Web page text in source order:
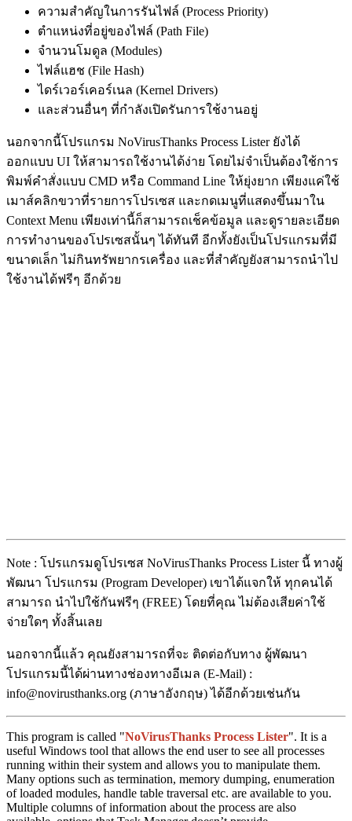
ความสำคัญในการรันไฟล์ (Process Priority)
ตำแหน่งที่อยู่ของไฟล์ (Path File)
จำนวนโมดูล (Modules)
ไฟล์แฮช (File Hash)
ไดร์เวอร์เคอร์เนล (Kernel Drivers)
และส่วนอื่นๆ ที่กำลังเปิดรันการใช้งานอยู่
นอกจากนี้โปรแกรม NoVirusThanks Process Lister ยังได้
ออกแบบ UI ให้สามารถใช้งานได้ง่าย โดยไม่จำเป็นต้องใช้การ
พิมพ์คำสั่งแบบ CMD หรือ Command Line ให้ยุ่งยาก เพียงแค่ใช้
เมาส์คลิกขวาที่รายการโปรเซส และกดเมนูที่แสดงขึ้นมาใน
Context Menu เพียงเท่านี้ก็สามารถเช็คข้อมูล และดูรายละเอียด
การทำงานของโปรเซสนั้นๆ ได้ทันที อีกทั้งยังเป็นโปรแกรมที่มี
ขนาดเล็ก ไม่กินทรัพยากรเครื่อง และที่สำคัญยังสามารถนำไป
ใช้งานได้ฟรีๆ อีกด้วย
Note : โปรแกรมดูโปรเซส NoVirusThanks Process Lister นี้ ทางผู้
พัฒนา โปรแกรม (Program Developer) เขาได้แจกให้ ทุกคนได้
สามารถ นำไปใช้กันฟรีๆ (FREE) โดยที่คุณ ไม่ต้องเสียค่าใช้
จ่ายใดๆ ทั้งสิ้นเลย
นอกจากนี้แล้ว คุณยังสามารถที่จะ ติดต่อกับทาง ผู้พัฒนา
โปรแกรมนี้ได้ผ่านทางช่องทางอีเมล (E-Mail) :
info@novirusthanks.org (ภาษาอังกฤษ) ได้อีกด้วยเช่นกัน
This program is called "NoVirusThanks Process Lister". It is a
useful Windows tool that allows the end user to see all processes
running within their system and allows you to manipulate them.
Many options such as termination, memory dumping, enumeration
of loaded modules, handle table traversal etc. are available to you.
Multiple columns of information about the process are also